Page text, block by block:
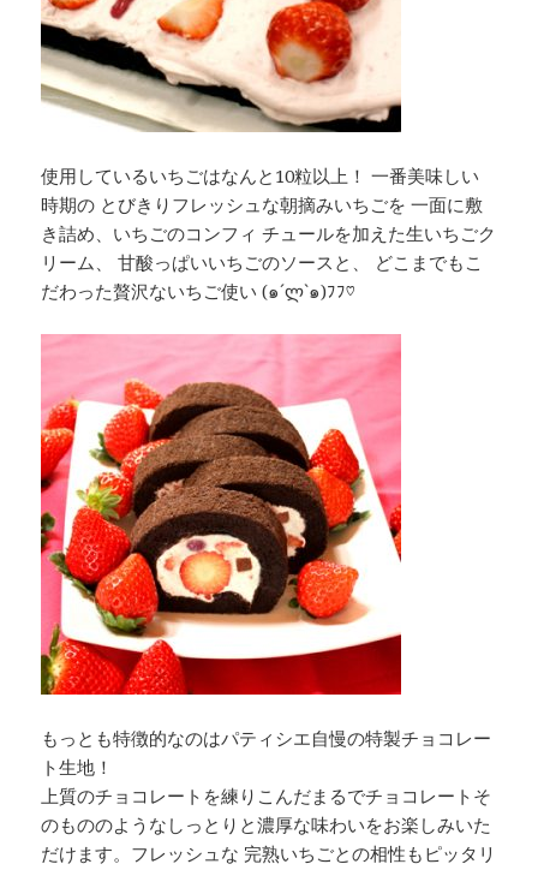
使用しているいちごはなんと10粒以上！ 一番美味しい
時期の とびきりフレッシュな朝摘みいちごを 一面に敷
き詰め、いちごのコンフィ チュールを加えた生いちごク
リーム、 甘酸っぱいいちごのソースと、 どこまでもこ
だわった贅沢ないちご使い (๑´ლ`๑)ﾌﾌ♡
もっとも特徴的なのはパティシエ自慢の特製チョコレー
ト生地！
上質のチョコレートを練りこんだまるでチョコレートそ
のもののようなしっとりと濃厚な味わいをお楽しみいた
だけます。フレッシュな 完熟いちごとの相性もピッタリ